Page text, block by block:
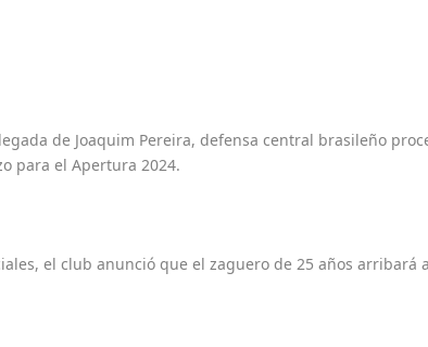
de Joaquim Pereira, defensa central brasileño
para el Apertura 2024.
el club anunció que el zaguero de 25 años